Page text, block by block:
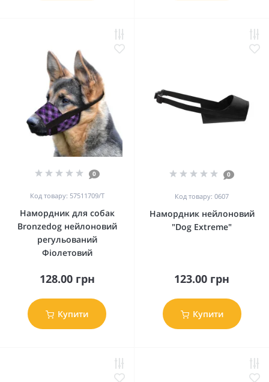
0
Код товару: 57511709/Т
Намордник для собак
Bronzedog нейлоновий
регульований
Фіолетовий
128.00 грн
Купити
0
Код товару: 0607
Намордник нейлоновий
"Dog Extremе"
123.00 грн
Купити